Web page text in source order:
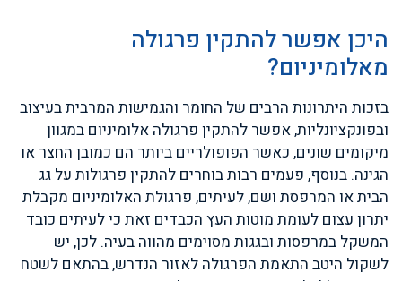
היכן אפשר להתקין פרגולה
מאלומיניום?
בזכות היתרונות הרבים של החומר והגמישות המרבית בעיצוב
ובפונקציונליות, אפשר להתקין פרגולה אלומיניום במגוון
מיקומים שונים, כאשר הפופולריים ביותר הם כמובן החצר או
הגינה. בנוסף, פעמים רבות בוחרים להתקין פרגולות על גג
הבית או המרפסת ושם, לעיתים, פרגולת האלומיניום מקבלת
יתרון עצום לעומת מוטות העץ הכבדים זאת כי לעיתים כובד
המשקל במרפסות ובגגות מסוימים מהווה בעיה. לכן, יש
לשקול היטב התאמת הפרגולה לאזור הנדרש, בהתאם לשטח